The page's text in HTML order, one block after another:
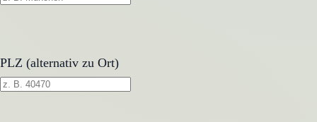
PLZ (alternativ zu Ort)